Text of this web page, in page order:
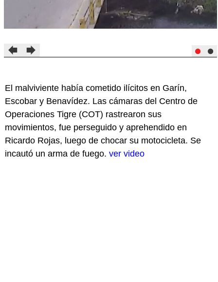
El malviviente había cometido ilícitos en Garín,
Escobar y Benavídez. Las cámaras del Centro de
Operaciones Tigre (COT) rastrearon sus
movimientos, fue perseguido y aprehendido en
Ricardo Rojas, luego de chocar su motocicleta. Se
incautó un arma de fuego. ver video